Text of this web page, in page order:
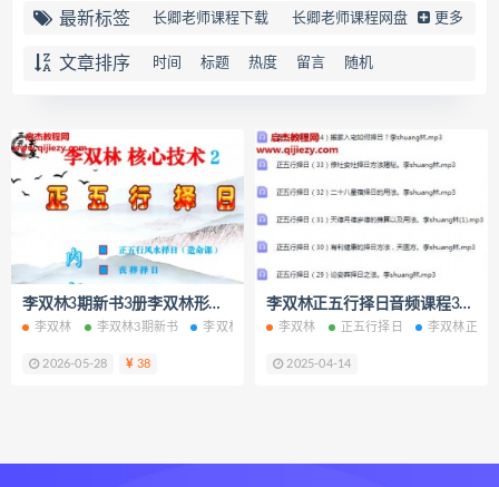
最新标签 长卿老师课程下载 长卿老师课程网盘
长卿老师闲者密训
长卿老师课程 六爻万象答疑全书下载
六爻万象答疑全书网盘
六爻万象答疑全书pdf
六爻万象答疑全书电子书
六爻万象答疑全书
道家八字化解指导册下载
更多
文章排序 时间 标题 热度 留言 随机
李双林3期新书3册李双林形恋理气课核心技术正五行择日电子书pdf百度网盘下载学习
李双林 李双林3期新书 李双林形恋理气课 李双林核心技术 李双林正
2026-05-28 38
李双林正五行择日音频课程34集百度网盘下载学习
李双林 正五行择日 李双林正五
2025-04-14